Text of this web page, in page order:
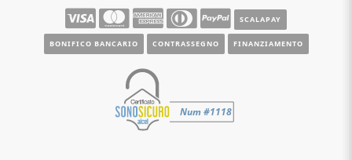
SCALAPAY
BONIFICO BANCARIO CONTRASSEGNO FINANZIAMENTO